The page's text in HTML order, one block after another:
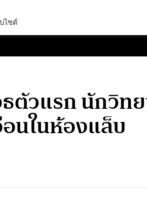
ตัวแรก นักวิท
นในห้องแล็บ
ไซต์